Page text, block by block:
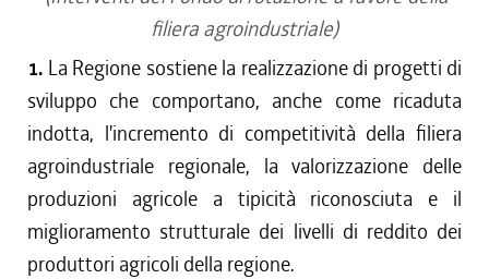
filiera agroindustriale)
1. La Regione sostiene la realizzazione di progetti di
sviluppo che comportano, anche come ricaduta
indotta, l'incremento di competitività della filiera
agroindustriale regionale, la valorizzazione delle
produzioni agricole a tipicità riconosciuta e il
miglioramento strutturale dei livelli di reddito dei
produttori agricoli della regione.